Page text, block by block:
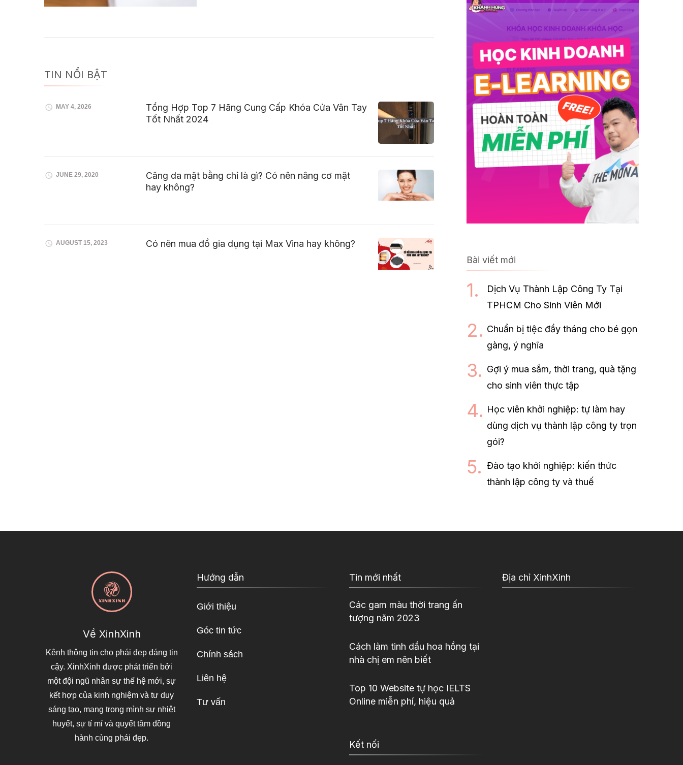
TIN NỔI BẬT
MAY 4, 2026
Tổng Hợp Top 7 Hãng Cung Cấp Khóa Cửa Vân Tay
Tốt Nhất 2024
JUNE 29, 2020
Căng da mặt bằng chỉ là gì? Có nên nâng cơ mặt
hay không?
AUGUST 15, 2023 Có nên mua đồ gia dụng tại Max Vina hay không?
Bài viết mới
Dịch Vụ Thành Lập Công Ty Tại
TPHCM Cho Sinh Viên Mới
Chuẩn bị tiệc đầy tháng cho bé gọn
gàng, ý nghĩa
Gợi ý mua sắm, thời trang, quà tặng
cho sinh viên thực tập
Học viên khởi nghiệp: tự làm hay
dùng dịch vụ thành lập công ty trọn
gói?
Đào tạo khởi nghiệp: kiến thức
thành lập công ty và thuế
Về XinhXinh
Kênh thông tin cho phái đẹp đáng tin
cậy. XinhXinh được phát triển bởi
một đội ngũ nhân sự thế hệ mới, sự
kết hợp của kinh nghiệm và tư duy
sáng tạo, mang trong mình sự nhiệt
huyết, sự tỉ mỉ và quyết tâm đồng
hành cùng phái đẹp.
Hướng dẫn
Giới thiệu
Góc tin tức
Chính sách
Liên hệ
Tư vấn
Tin mới nhất
Các gam màu thời trang ấn
tượng năm 2023
Cách làm tinh dầu hoa hồng tại
nhà chị em nên biết
Top 10 Website tự học IELTS
Online miễn phí, hiệu quả
Kết nối
Địa chỉ XinhXinh